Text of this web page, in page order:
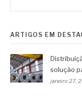
ARTIGOS EM
solução
janeiro 27,